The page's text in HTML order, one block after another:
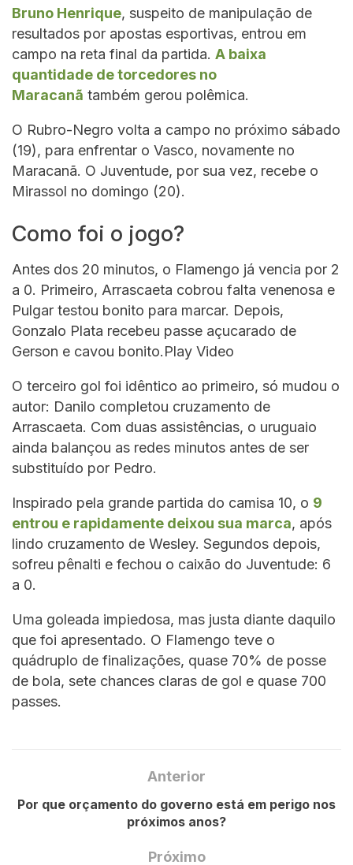
Bruno Henrique, suspeito de manipulação de
resultados por apostas esportivas, entrou em
campo na reta final da partida. A baixa
quantidade de torcedores no
Maracanã também gerou polêmica.
O Rubro-Negro volta a campo no próximo sábado
(19), para enfrentar o Vasco, novamente no
Maracanã. O Juventude, por sua vez, recebe o
Mirassol no domingo (20).
Como foi o jogo?
Antes dos 20 minutos, o Flamengo já vencia por 2
a 0. Primeiro, Arrascaeta cobrou falta venenosa e
Pulgar testou bonito para marcar. Depois,
Gonzalo Plata recebeu passe açucarado de
Gerson e cavou bonito.Play Video
O terceiro gol foi idêntico ao primeiro, só mudou o
autor: Danilo completou cruzamento de
Arrascaeta. Com duas assistências, o uruguaio
ainda balançou as redes minutos antes de ser
substituído por Pedro.
Inspirado pela grande partida do camisa 10, o 9
entrou e rapidamente deixou sua marca, após
lindo cruzamento de Wesley. Segundos depois,
sofreu pênalti e fechou o caixão do Juventude: 6
a 0.
Uma goleada impiedosa, mas justa diante daquilo
que foi apresentado. O Flamengo teve o
quádruplo de finalizações, quase 70% de posse
de bola, sete chances claras de gol e quase 700
passes.
Anterior
Por que orçamento do governo está em perigo nos
próximos anos?
Próximo